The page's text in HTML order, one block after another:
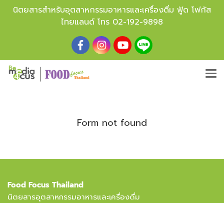
นิตยสารสำหรับอุตสาหกรรมอาหารและเครื่องดื่ม ฟู้ด โฟกัส
ไทยแลนด์ โทร 02-192-9898
Form not found
Food Focus Thailand
นิตยสารอุตสาหกรรมอาหารและเครื่องดื่ม